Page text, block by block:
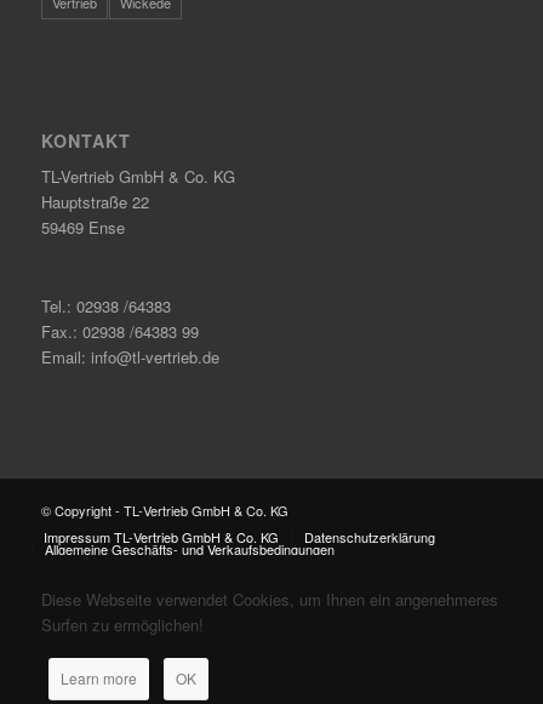
KONTAKT
TL-Vertrieb GmbH & Co. KG
Hauptstraße 22
59469 Ense
Tel.: 02938 /64383
Fax.: 02938 /64383 99
Email: info@tl-vertrieb.de
© Copyright - TL-Vertrieb GmbH & Co. KG
Impressum TL-Vertrieb GmbH & Co. KG
Datenschutzerklärung
Allgemeine Geschäfts- und Verkaufsbedingungen
Diese Webseite verwendet Cookies, um Ihnen ein angenehmeres
Surfen zu ermöglichen!
Learn more OK